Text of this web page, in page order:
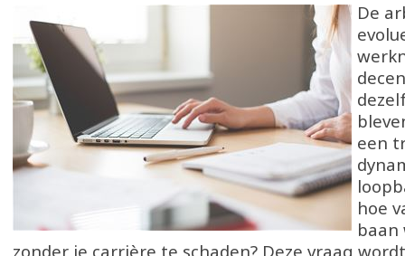
De
een
hoe
baan
zonder je carrière te schaden? Deze vraag